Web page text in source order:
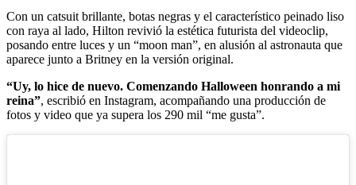
Con un catsuit brillante, botas negras y el característico peinado liso
con raya al lado, Hilton revivió la estética futurista del videoclip,
posando entre luces y un “moon man”, en alusión al astronauta que
aparece junto a Britney en la versión original.
“Uy, lo hice de nuevo. Comenzando Halloween honrando a mi
reina”, escribió en Instagram, acompañando una producción de
fotos y video que ya supera los 290 mil “me gusta”.